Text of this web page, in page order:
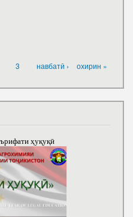
3 навбатӣ › охирин »
ҳуқуқӣ